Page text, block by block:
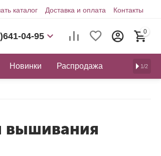
каталог Доставка и оплата Контакты
04-95 0
Новинки Распродажа 1/2
вышивания